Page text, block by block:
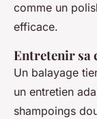
comme un
efficace.
Entretenir sa
Un balayage
un entretien
shampoings